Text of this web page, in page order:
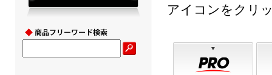
アイコンをクリ